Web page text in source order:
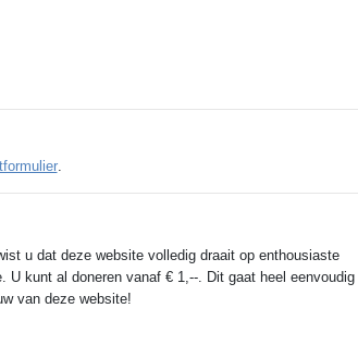
.
u dat deze website volledig draait op enthousiaste
U kunt al doneren vanaf € 1,--. Dit gaat heel eenvoudig
van deze website!